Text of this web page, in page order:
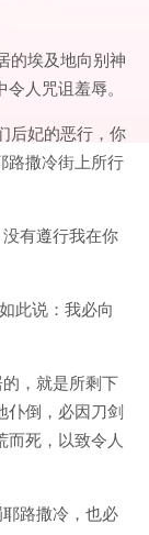
的埃及地向别神
人咒诅羞辱。
后妃的恶行，你
路撒冷街上所行
有遵行我在你
此说：我必向
，就是所剩下
仆倒，必因刀剑
死，以致令人
路撒冷，也必